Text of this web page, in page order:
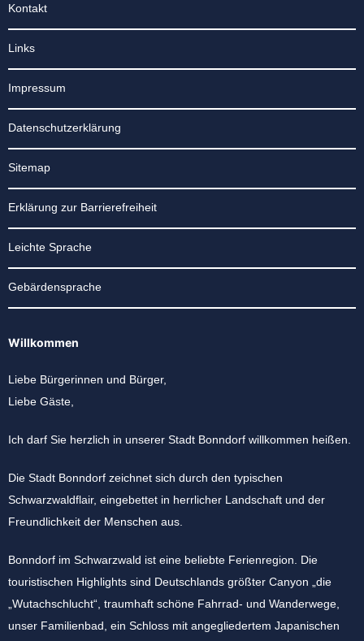
Kontakt
Links
Impressum
Datenschutzerklärung
Sitemap
Erklärung zur Barrierefreiheit
Leichte Sprache
Gebärdensprache
Willkommen
Liebe Bürgerinnen und Bürger,
Liebe Gäste,
Ich darf Sie herzlich in unserer Stadt Bonndorf willkommen heißen.
Die Stadt Bonndorf zeichnet sich durch den typischen
Schwarzwaldflair, eingebettet in herrlicher Landschaft und der
Freundlichkeit der Menschen aus.
Bonndorf im Schwarzwald ist eine beliebte Ferienregion. Die
touristischen Highlights sind Deutschlands größter Canyon „die
„Wutachschlucht“, traumhaft schöne Fahrrad- und Wanderwege,
unser Familienbad, ein Schloss mit angegliedertem Japanischen